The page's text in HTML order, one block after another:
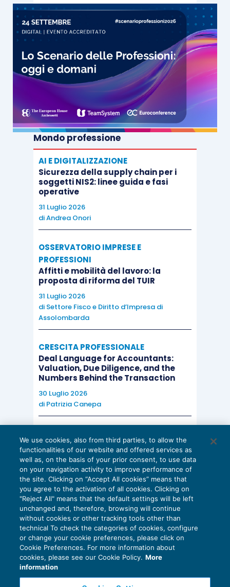
Mondo professione
AI E DIGITALIZZAZIONE
Sicurezza della supply chain per i
soggetti NIS2: linee guida e fasi
operative
31 Luglio 2026
diAndrea Onori
OSSERVATORIO IMPRESE E
PROFESSIONI
Affitti e mobilità del lavoro: la
proposta di riforma del TUIR
31 Luglio 2026
di Settore Fisco e Diritto d’Impresa di
Assolombarda
CRESCITA PROFESSIONALE
Deal Language for Accountants:
Valuation, Due Diligence, and the
Numbers Behind the Transaction
30 Luglio 2026
di Patrizia Canepa
EU AI Act e studi professionali: le
scadenze concrete
27 Luglio 2026
di Diego BarberieStefano Dovier
Privacy Policy
Cookie Policy
We use cookies, also from third parties, to allow the
functionalities of our website and offered services as
well as, on the basis of your prior consent, to use data
on your navigation activity to improve performance of
the site. Clicking on “Accept All cookies” means that
you agree to the activation of all cookies. Clicking on
"Reject All" means that the default settings will be left
unchanged and, therefore, browsing will continue
without cookies or other tracking tools other than
technical To check the categories of cookies, configure
or change your cookie preferences, please click on
Cookie Preferences. For more information about
cookies, please see our Cookie Policy. More
information